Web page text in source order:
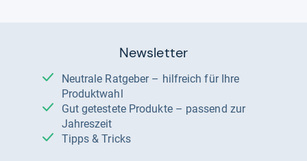
Newsletter
Neutrale Ratgeber – hilfreich für Ihre
Produktwahl
Gut getestete Produkte – passend zur
Jahreszeit
Tipps & Tricks